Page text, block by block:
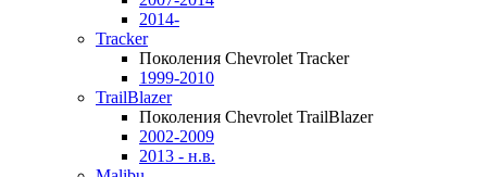
2014-
Tracker
Поколения Chevrolet Tracker
1999-2010
TrailBlazer
Поколения Chevrolet TrailBlazer
2002-2009
2013 - н.в.